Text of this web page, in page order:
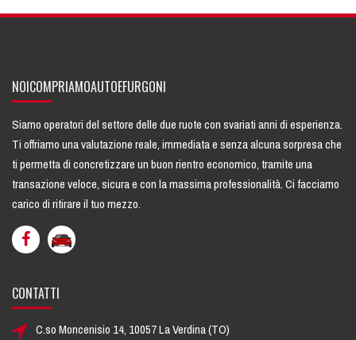
NOICOMPRIAMOAUTOEFURGONI
Siamo operatori del settore delle due ruote con svariati anni di esperienza.
Ti offriamo unavalutazione reale, immediata e senza alcuna sorpresa che
ti permetta di concretizzare un buon rientro economico, tramite una
transazione veloce, sicura e con la massima professionalità. Ci facciamo
carico di ritirare il tuo mezzo.
CONTATTI
C.so Moncenisio 14, 10057 La Verdina (TO)